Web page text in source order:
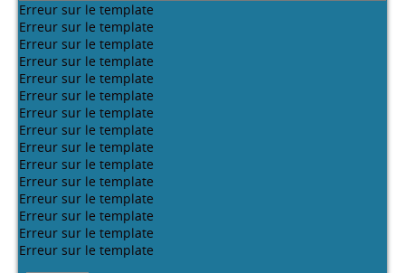
Erreur sur le template
Erreur sur le template
Erreur sur le template
Erreur sur le template
Erreur sur le template
Erreur sur le template
Erreur sur le template
Erreur sur le template
Erreur sur le template
Erreur sur le template
Erreur sur le template
Erreur sur le template
Erreur sur le template
Erreur sur le template
Erreur sur le template